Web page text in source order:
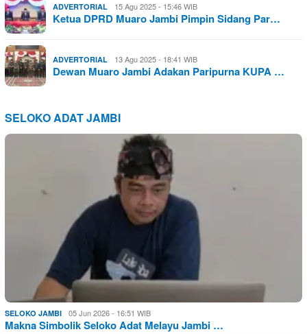
ADVERTORIAL 15 Agu 2025 - 15:46 WIB
Ketua DPRD Muaro Jambi Pimpin Sidang Par…
ADVERTORIAL 13 Agu 2025 - 18:41 WIB
Dewan Muaro Jambi Adakan Paripurna KUPA …
SELOKO ADAT JAMBI
SELOKO JAMBI 05 Jun 2026 - 16:51 WIB
Makna Simbolik Seloko Adat Melayu Jambi …